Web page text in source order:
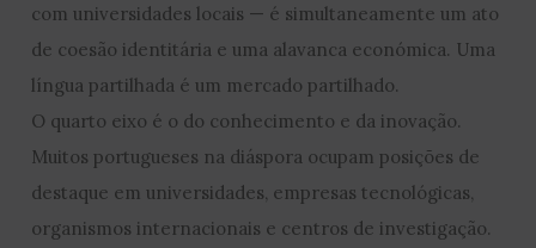
com universidades locais — é simultaneamente um ato
de coesão identitária e uma alavanca económica. Uma
língua partilhada é um mercado partilhado.
O quarto eixo é o do conhecimento e da inovação.
Muitos portugueses na diáspora ocupam posições de
destaque em universidades, empresas tecnológicas,
organismos internacionais e centros de investigação.